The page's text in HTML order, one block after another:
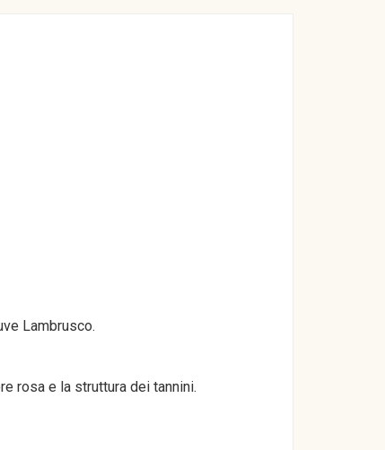
Lambrusco.
rosa e la struttura dei tannini.